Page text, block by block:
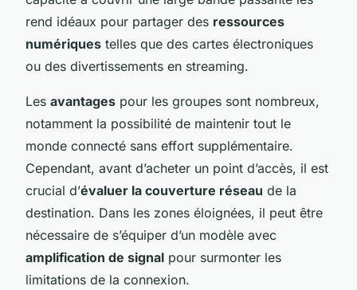
rend idéaux pour partager des ressources
numériques telles que des cartes électroniques
ou des divertissements en streaming.
Les avantages pour les groupes sont nombreux,
notamment la possibilité de maintenir tout le
monde connecté sans effort supplémentaire.
Cependant, avant d’acheter un point d’accès, il est
crucial d’évaluer la couverture réseau de la
destination. Dans les zones éloignées, il peut être
nécessaire de s’équiper d’un modèle avec
amplification de signal pour surmonter les
limitations de la connexion.